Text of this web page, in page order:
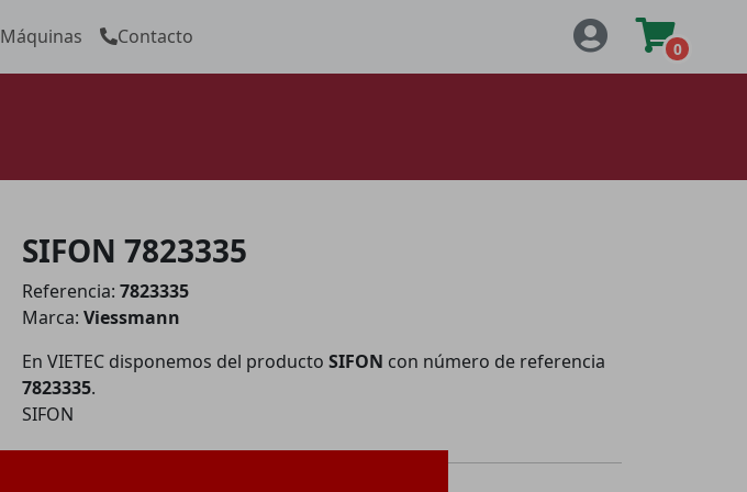
Máquinas Contacto
0
SIFON 7823335
Referencia: 7823335
Marca: Viessmann
En VIETEC disponemos del producto SIFON con número de referencia
7823335.
SIFON